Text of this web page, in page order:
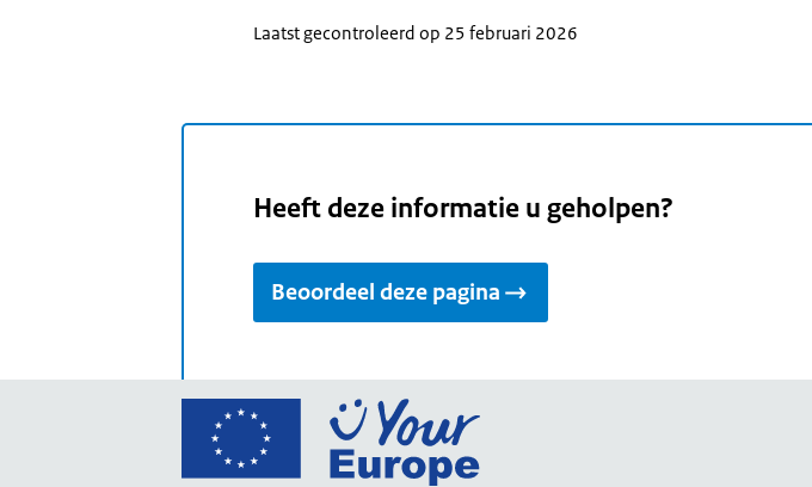
Laatst gecontroleerd op 25 februari 2026
Heeft deze informatie u geholpen?
Beoordeel deze pagina
Ga